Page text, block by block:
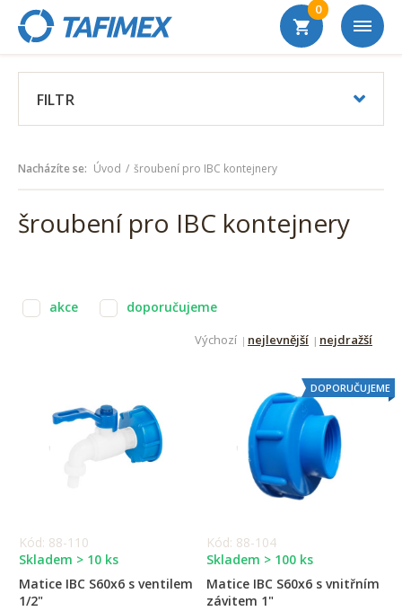
0
FILTR
Nacházíte se: Úvod šroubení pro IBC kontejnery
šroubení pro IBC kontejnery
akce doporučujeme
Výchozí nejlevnější nejdražší
Kód: 88-110
Skladem > 10 ks
Matice IBC S60x6 s ventilem
1/2"
DOPORUČUJEME
Kód: 88-104
Skladem > 100 ks
Matice IBC S60x6 s vnitřním
závitem 1"